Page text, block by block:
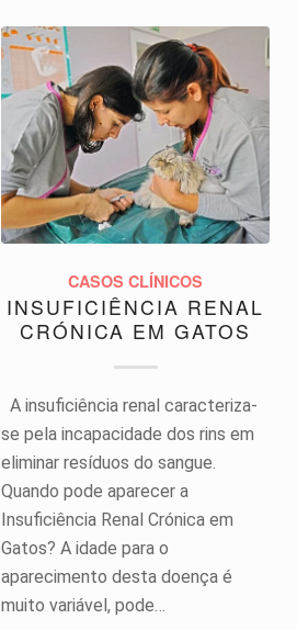
CASOS CLÍNICOS
INSUFICIÊNCIA RENAL
CRÓNICA EM GATOS
A insuficiência renal caracteriza-
se pela incapacidade dos rins em
eliminar resíduos do sangue.
Quando pode aparecer a
Insuficiência Renal Crónica em
Gatos? A idade para o
aparecimento desta doença é
muito variável, pode…